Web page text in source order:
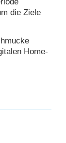
die Ziele
Home-